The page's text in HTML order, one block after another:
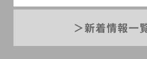
新着情報一